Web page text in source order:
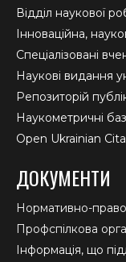
Відділ наукової
Інноваційна,
Спеціалізовані
Наукові видання
Репозиторій
Наукометричні
Open Ukrainian
ДОКУМЕНТИ
Нормативно-
Профспілкова
Інформація, що